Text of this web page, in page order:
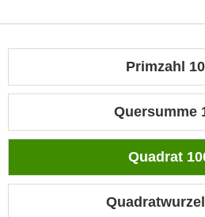
Primzahl
Quersumme
Quadrat